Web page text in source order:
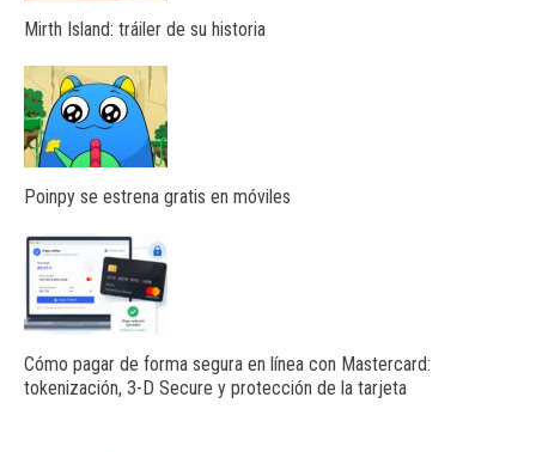
Mirth Island: tráiler de su historia
Poinpy se estrena gratis en móviles
Cómo pagar de forma segura en línea con Mastercard:
tokenización, 3-D Secure y protección de la tarjeta